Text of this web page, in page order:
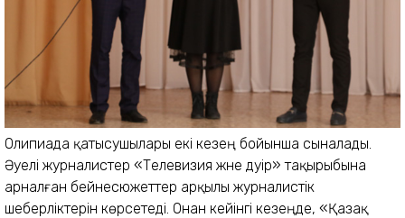
Олипиада қатысушылары екі кезең бойынша сыналады.
Әуелі журналистер «Телевизия және дәуір» тақырыбына
арналған бейнесюжеттер арқылы журналистік
шеберліктерін көрсетеді. Онан кейінгі кезеңде, «Қазақ